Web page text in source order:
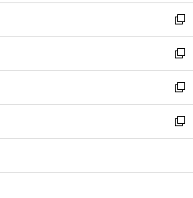
く
ウ
で
開
く
ン
ド
ウ
で
開
く
ウ
ィ
ン
ド
ウ
で
開
く
し
い
ウ
ィ
ン
ド
ウ
で
開
新
し
い
ウ
ィ
ン
ド
ウ
開
新
し
い
ウ
ィ
ン
ウ
新
し
い
ウ
ン
新
し
ウ